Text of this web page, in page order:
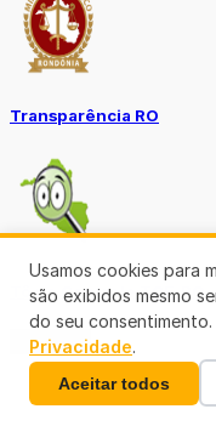
Transparência RO
Tô no Controle TCE-RO
Ver mais
Usamos cookies para
são exibidos mesmo
do seu consentimento.
Privacidade.
Aceitar todos